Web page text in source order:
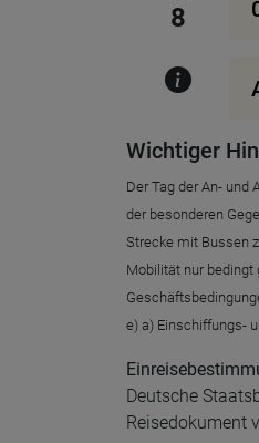
8
Wichtiger
Der Tag der An- und
der besonderen
Strecke mit Bussen
Mobilität nur bedingt
e) a) Einschiffungs-
Deutsche
Reisedokument